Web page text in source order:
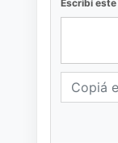
Escribí